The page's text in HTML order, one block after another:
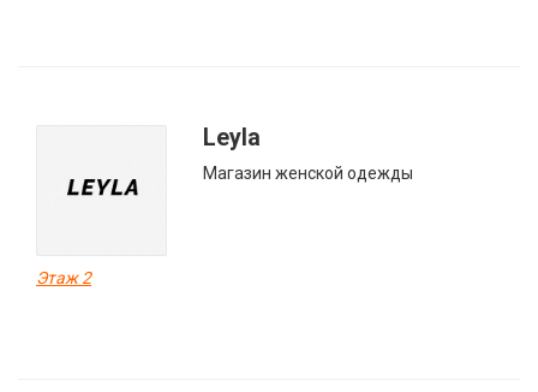
Leyla
Магазин женской одежды
Этаж 2